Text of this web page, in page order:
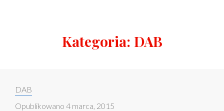
Kategoria: DAB
Categories:
DAB
Opublikowano 4 marca, 2015